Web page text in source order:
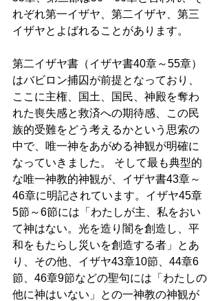
れぞれ第一イザヤ、第二イザヤ、第三
イザヤとよばれることがあります。
第二イザヤ書（イザヤ書40章～55章）
はバビロン捕囚が前提となっており、
ここに主権、国土、国民、神殿を奪わ
れた喪失感と救済への期待感、この民
族的受難をどう考えるかという思索の
中で、唯一神をあがめる神観が明確に
なっていきました。 そして最も典型的
な唯一神教的神観が、イザヤ書43章～
46章に明記されています。イザヤ45章
5節～6節には「わたしが主、私をおい
て神はない。光を造り闇を創造し、平
和をもたらし災いを創造する者」とあ
り、その他、イザヤ43章10節、44章6
節、46章9節などの聖句には「わたしの
他に神はいない」との一神教の神観が